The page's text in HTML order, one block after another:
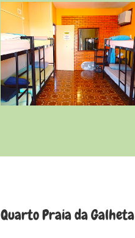
Quarto Praia da Galheta